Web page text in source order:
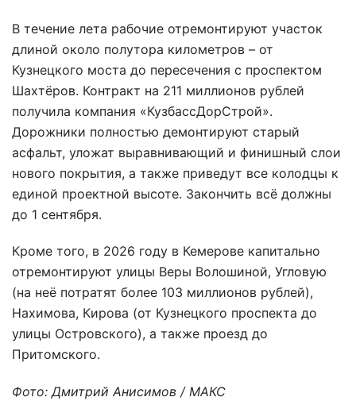
В течение лета рабочие отремонтируют участок
длиной около полутора километров – от
Кузнецкого моста до пересечения с проспектом
Шахтёров. Контракт на 211 миллионов рублей
получила компания «КузбассДорСтрой».
Дорожники полностью демонтируют старый
асфальт, уложат выравнивающий и финишный слои
нового покрытия, а также приведут все колодцы к
единой проектной высоте. Закончить всё должны
до 1 сентября.
Кроме того, в 2026 году в Кемерове капитально
отремонтируют улицы Веры Волошиной, Угловую
(на неё потратят более 103 миллионов рублей),
Нахимова, Кирова (от Кузнецкого проспекта до
улицы Островского), а также проезд до
Притомского.
Фото: Дмитрий Анисимов / МАКС